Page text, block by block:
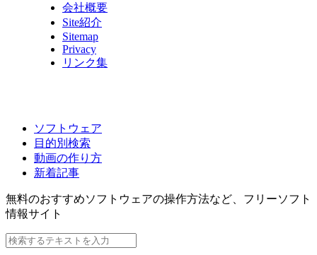
会社概要
Site紹介
Sitemap
Privacy
リンク集
ソフトウェア
目的別検索
動画の作り方
新着記事
無料のおすすめソフトウェアの操作方法など、 フリーソフト
情報サイト